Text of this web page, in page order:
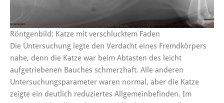
Röntgenbild: Katze mit verschlucktem Faden
Die Untersuchung legte den Verdacht eines Fremdkörpers
nahe, denn die Katze war beim Abtasten des leicht
aufgetriebenen Bauches schmerzhaft. Alle anderen
Untersuchungsparameter waren normal, aber die Katze
zeigte ein deutlich reduziertes Allgemeinbefinden. Im